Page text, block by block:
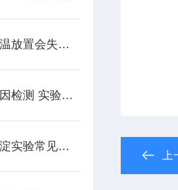
免疫沉淀试剂盒常温放置会失效吗？
双荧光素酶报告基因检测 实验常见问题与解答
新手避坑：免疫沉淀实验常见问题与解决方案